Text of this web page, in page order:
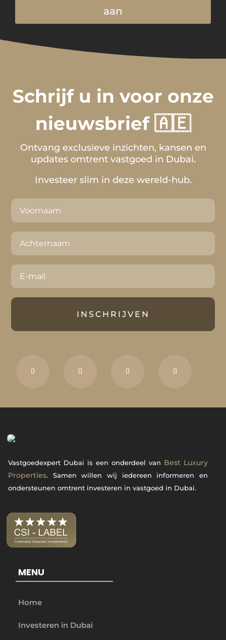
aan
Schrijf u in voor onze
nieuwsbrief 🇦🇪
Ontvang exclusieve inzichten, kansen en
updates omtrent vastgoed in Dubai.
Investeer slim in deze wereld-hub.
INSCHRIJVEN
Vastgoedexpert Dubai is een onderdeel van Best Luxury
Properties. Samen willen wij iedereen informeren en
ondersteunen omtrent investeren in vastgoed in Dubai.
MENU
Home
Investeren in Dubai